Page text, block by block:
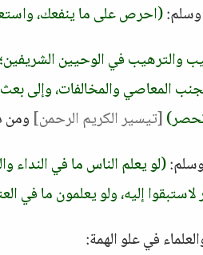
وسلم:(احرص على ما ينفعك،
في الوحيين
المعاصي والمخالفات، وإلى
[تيسير الكريم الرحمن] ومن
(لو يعلم الناس ما في النداء
إليه، ولو يعلمون ما في
في علو الهمة: